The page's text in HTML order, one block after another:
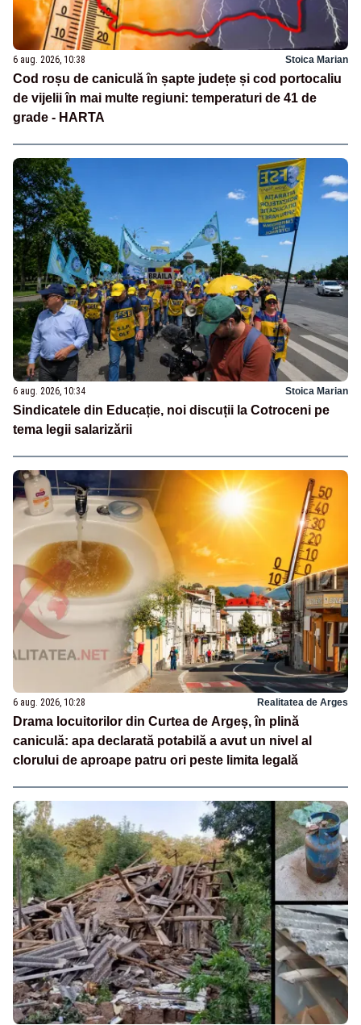
6 aug. 2026, 10:38 Stoica Marian
Cod roșu de caniculă în șapte județe și cod portocaliu
de vijelii în mai multe regiuni: temperaturi de 41 de
grade - HARTA
6 aug. 2026, 10:34 Stoica Marian
Sindicatele din Educație, noi discuții la Cotroceni pe
tema legii salarizării
6 aug. 2026, 10:28 Realitatea de Arges
Drama locuitorilor din Curtea de Argeș, în plină
caniculă: apa declarată potabilă a avut un nivel al
clorului de aproape patru ori peste limita legală